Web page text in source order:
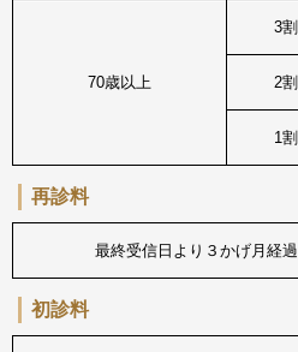
70歳以上
3割
2割
1割
再診料
最終受信日より３かげ月経過
初診料